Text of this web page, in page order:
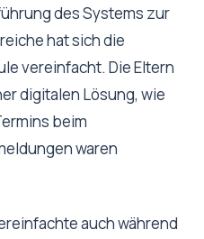
des Systems zur
hat sich die
vereinfacht. Die Eltern
digitalen Lösung, wie
beim
waren
auch während